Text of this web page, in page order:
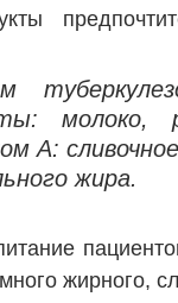
молоко,
А:
жира.
жирного,